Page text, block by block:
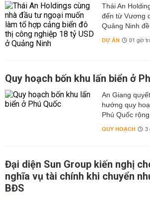
Thái An
đến từ Vương
Quảng Ninh
DỰ ÁN 01 giờ
Quy hoạch bốn khu lấn biển ở
An Giang
hướng quy
Phú Quốc
QUY HOẠCH 3
Đại diện Sun Group kiến nghị
nghĩa vụ tài chính khi chuyển
BĐS